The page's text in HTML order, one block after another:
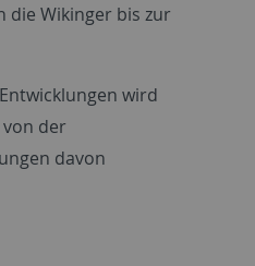
die Wikinger bis zur
wird
der
davon